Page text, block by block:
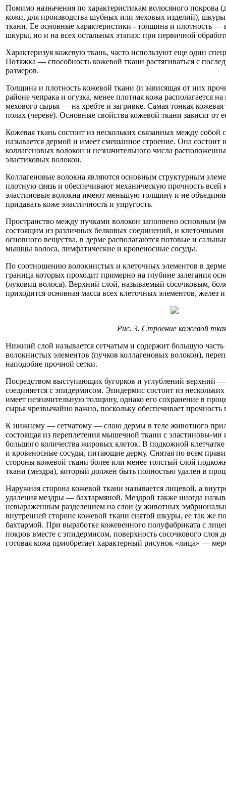
Помимо назначения по характеристикам волосяного покрова
кожи, для производства шубных или меховых изделий), шкуры
ткани. Ее основные характеристики - толщина и плотность —
шкуры, но и на всех остальных этапах: при первичной
Характеризуя кожевую ткань, часто используют еще один
Потяжка — способность кожевой ткани растягиваться с
размеров.
Толщина и плотность кожевой ткани (и зависящая от них
районе чепрака и огузка, менее плотная кожа располагается
мехового сырья — на хребте и загривке. Самая тонкая
полах (череве). Основные свойства кожевой ткани зависят от
Кожевая ткань состоит из нескольких связанных между собой
называется дермой и имеет смешанное строение. Она состоит
коллагеновых волокон и незначительного числа
эластиковых волокон.
Коллагеновые волокна являются основным структурным
плотную связь и обеспечивают механическую прочность
эластиновые волокна имеют меньшую толщину и не
придавать коже эластичность и упругость.
Пространство между пучками волокон заполнено основным
состоящим из различных белковых соединений, и
основного вещества, в дерме располагаются потовые и
мышцы волоса, лимфатические и кровеносные сосуды.
По соотношению волокнистых и клеточных элементов в
граница которых проходит примерно на глубине залегания
(луковиц волоса). Верхний слой, называемый сосочковым,
приходится основная масса всех клеточных элементов, желез и
Рис. 3. Строение кожевой
Нижний слой называется сетчатым и содержит большую
волокнистых элементов (пучков коллагеновых волокон),
наподобие прочной сетки.
Посредством выступающих бугорков и углублений верхний
соединяется с эпидермисом. Эпидермис состоит из
имеет незначительную толщину, однако его сохранение в
сырья чрезвычайно важно, поскольку обеспечивает прочность
К нижнему — сетчатому — слою дермы в теле животного
состоящая из переплетения мышечной ткани с эластиновы-
большого количества жировых клеток. В подкожной
и кровеносные сосуды, питающие дерму. Снятая по всем
стороны кожевой ткани более или менее толстый слой
ткани (мездра), который должен быть полностью удален в
Наружная сторона кожевой ткани называется лицевой, а
удаления мездры — бахтармяной. Мездрой также иногда
невыраженным разделением на слои (у животных
внутренней стороне кожевой ткани снятой шкуры, ее так же
бахтармой. При выработке кожевенного полуфабриката с
покров вместе с эпидермисом, поверхность сосочкового слоя
готовая кожа приобретает характерный рисунок «лица» —